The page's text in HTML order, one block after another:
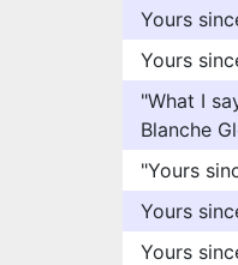
Yours
Yours
"What I
Blanche
"Yours
Yours
Yours